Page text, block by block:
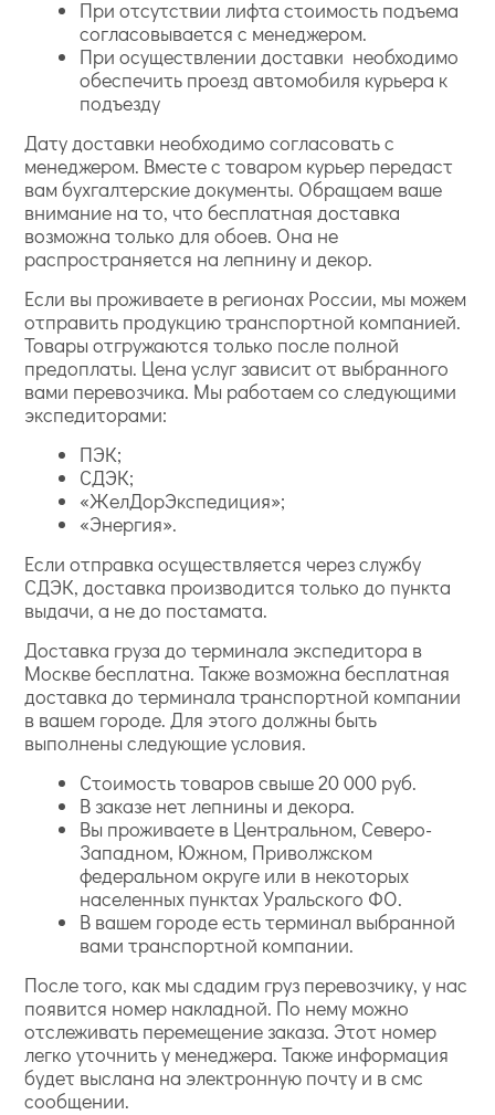
При отсутствии лифта стоимость подъема
согласовывается с менеджером.
При осуществлении доставки необходимо
обеспечить проезд автомобиля курьера к
подъезду
Дату доставки необходимо согласовать с
менеджером. Вместе с товаром курьер передаст
вам бухгалтерские документы. Обращаем ваше
внимание на то, что бесплатная доставка
возможна только для обоев. Она не
распространяется на лепнину и декор.
Если вы проживаете в регионах России, мы можем
отправить продукцию транспортной компанией.
Товары отгружаются только после полной
предоплаты. Цена услуг зависит от выбранного
вами перевозчика. Мы работаем со следующими
экспедиторами:
ПЭК;
СДЭК;
«ЖелДорЭкспедиция»;
«Энергия».
Если отправка осуществляется через службу
СДЭК, доставка производится только до пункта
выдачи, а не до постамата.
Доставка груза до терминала экспедитора в
Москве бесплатна. Также возможна бесплатная
доставка до терминала транспортной компании
в вашем городе. Для этого должны быть
выполнены следующие условия.
Стоимость товаров свыше 20 000 руб.
В заказе нет лепнины и декора.
Вы проживаете в Центральном, Северо-
Западном, Южном, Приволжском
федеральном округе или в некоторых
населенных пунктах Уральского ФО.
В вашем городе есть терминал выбранной
вами транспортной компании.
После того, как мы сдадим груз перевозчику, у нас
появится номер накладной. По нему можно
отслеживать перемещение заказа. Этот номер
легко уточнить у менеджера. Также информация
будет выслана на электронную почту и в смс
сообщении.